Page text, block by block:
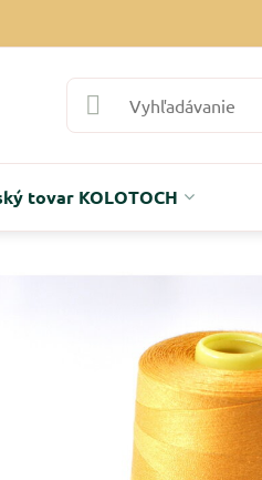
tovar KOLOTOCH